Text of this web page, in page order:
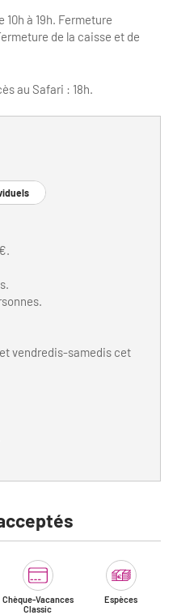
10h à 19h. Fermeture
de la caisse et de
au Safari : 18h.
vendredis-samedis cet
Chèque-Vacances
Classic
Espèces